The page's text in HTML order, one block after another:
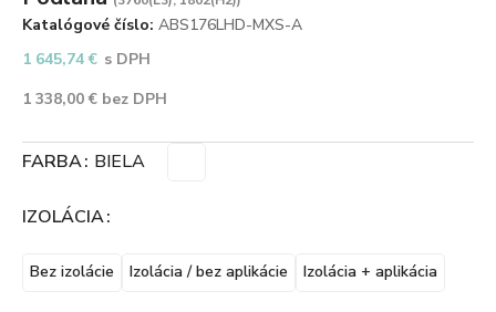
Katalógové číslo: ABS176LHD-MXS-A
1 645,74€ s DPH
1 338,00€ bez DPH
FARBA BIELA
IZOLÁCIA
Bez izolácie Izolácia / bez aplikácie Izolácia + aplikácia